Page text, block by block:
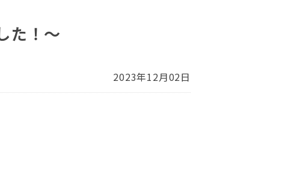
た！～
2023年12月02日